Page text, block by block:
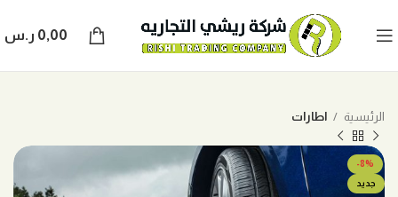
0,00 ر.س
الرئيسية اطارات
-8%
جديد